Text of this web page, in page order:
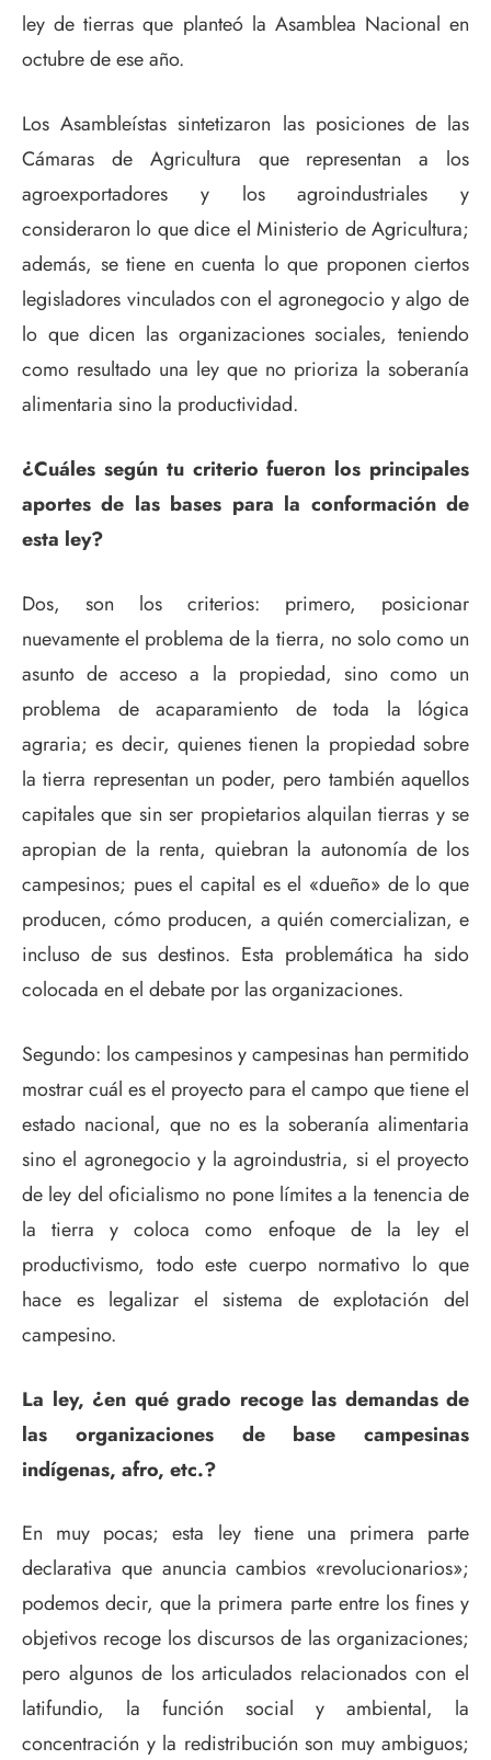
ley de tierras que planteó la Asamblea Nacional en
octubre de ese año.
Los Asambleístas sintetizaron las posiciones de las
Cámaras de Agricultura que representan a los
agroexportadores y los agroindustriales y
consideraron lo que dice el Ministerio de Agricultura;
además, se tiene en cuenta lo que proponen ciertos
legisladores vinculados con el agronegocio y algo de
lo que dicen las organizaciones sociales, teniendo
como resultado una ley que no prioriza la soberanía
alimentaria sino la productividad.
¿Cuáles según tu criterio fueron los principales
aportes de las bases para la conformación de
esta ley?
Dos, son los criterios: primero, posicionar
nuevamente el problema de la tierra, no solo como un
asunto de acceso a la propiedad, sino como un
problema de acaparamiento de toda la lógica
agraria; es decir, quienes tienen la propiedad sobre
la tierra representan un poder, pero también aquellos
capitales que sin ser propietarios alquilan tierras y se
apropian de la renta, quiebran la autonomía de los
campesinos; pues el capital es el «dueño» de lo que
producen, cómo producen, a quién comercializan, e
incluso de sus destinos. Esta problemática ha sido
colocada en el debate por las organizaciones.
Segundo: los campesinos y campesinas han permitido
mostrar cuál es el proyecto para el campo que tiene el
estado nacional, que no es la soberanía alimentaria
sino el agronegocio y la agroindustria, si el proyecto
de ley del oficialismo no pone límites a la tenencia de
la tierra y coloca como enfoque de la ley el
productivismo, todo este cuerpo normativo lo que
hace es legalizar el sistema de explotación del
campesino.
La ley, ¿en qué grado recoge las demandas de
las organizaciones de base campesinas
indígenas, afro, etc.?
En muy pocas; esta ley tiene una primera parte
declarativa que anuncia cambios «revolucionarios»;
podemos decir, que la primera parte entre los fines y
objetivos recoge los discursos de las organizaciones;
pero algunos de los articulados relacionados con el
latifundio, la función social y ambiental, la
concentración y la redistribución son muy ambiguos;